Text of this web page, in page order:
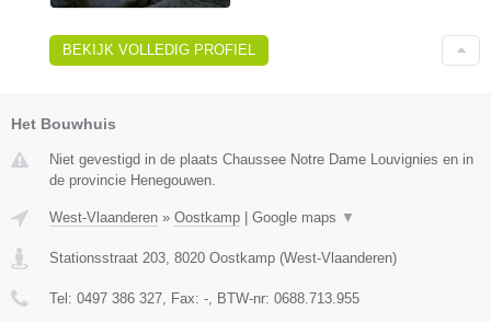
BEKIJK VOLLEDIG PROFIEL
Het Bouwhuis
Niet gevestigd in de plaats Chaussee Notre Dame Louvignies en in
de provincie Henegouwen.
West-Vlaanderen » Oostkamp Google maps ▼
Stationsstraat 203 8020 Oostkamp (West-Vlaanderen)
Tel: 0497 386 327 , Fax: - , BTW-nr: 0688.713.955